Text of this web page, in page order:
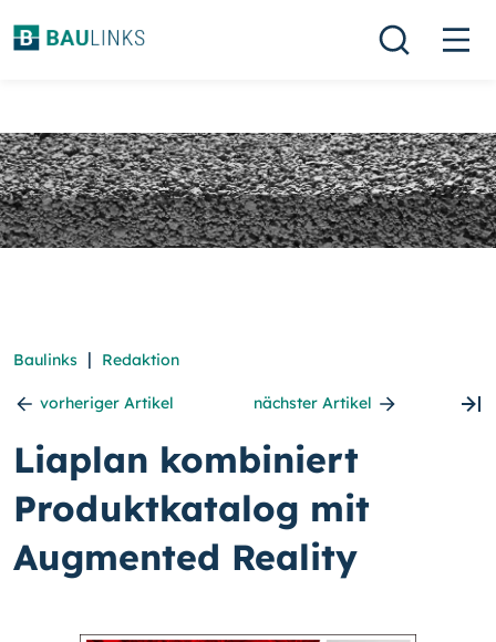
Baulinks | Redaktion
vorheriger Artikel nächster Artikel
Liaplan kombiniert
Produktkatalog mit
Augmented Reality